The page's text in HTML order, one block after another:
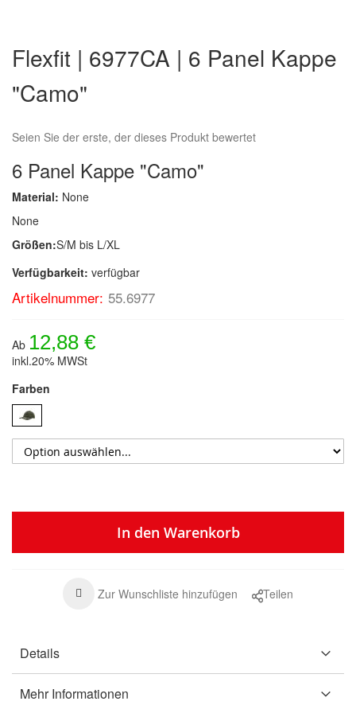
der
Bildergalerie
springen
Flexfit | 6977CA | 6 Panel Kappe
"Camo"
Seien Sie der erste, der dieses Produkt bewertet
6 Panel Kappe "Camo"
Material: None
None
Größen:S/M bis L/XL
Verfügbarkeit: verfügbar
Artikelnummer: 55.6977
Ab 12,88 €
inkl.20% MWSt
Farben
In den Warenkorb
Zur Wunschliste hinzufügen Teilen
Details
Mehr Informationen